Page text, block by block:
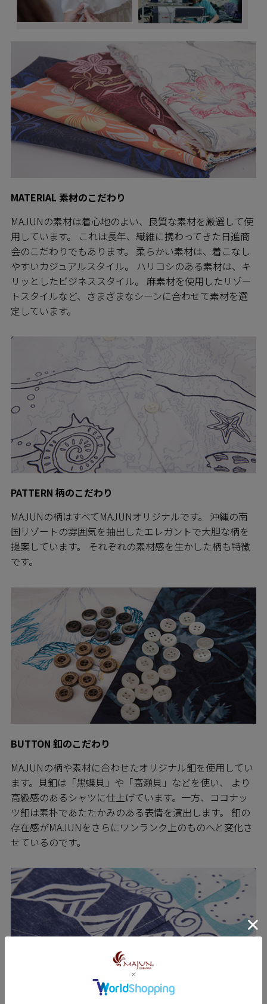
MATERIAL 素材のこだわり
MAJUNの素材は着心地のよい、良質な素材を厳選して使
用しています。 これは長年、繊維に携わってきた日進商
会のこだわりでもあります。 柔らかい素材は、着こなし
やすいカジュアルスタイル。 ハリコシのある素材は、キ
リッとしたビジネススタイル。 麻素材を使用したリゾー
トスタイルなど、さまざまなシーンに合わせて素材を選
定しています。
PATTERN 柄のこだわり
MAJUNの柄はすべてMAJUNオリジナルです。 沖縄の南
国リゾートの雰囲気を抽出したエレガントで大胆な柄を
提案しています。 それぞれの素材感を生かした柄も特徴
です。
BUTTON 釦のこだわり
MAJUNの柄や素材に合わせたオリジナル釦を使用してい
ます。貝釦は「黒蝶貝」や「高瀬貝」などを使い、 より
高級感のあるシャツに仕上げています。一方、ココナッ
ツ釦は素朴であたたかみのある表情を演出します。 釦の
存在感がMAJUNをさらにワンランク上のものへと変化さ
せているのです。